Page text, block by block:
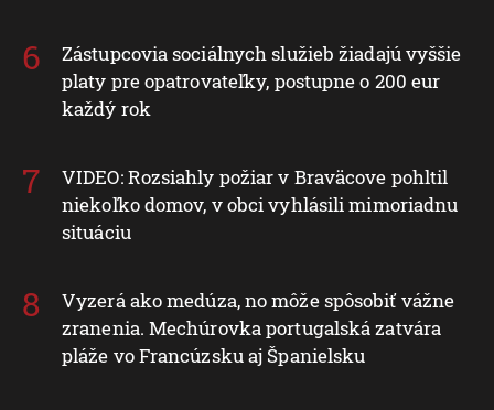
Zástupcovia sociálnych služieb žiadajú vyššie
platy pre opatrovateľky, postupne o 200 eur
každý rok
VIDEO: Rozsiahly požiar v Braväcove pohltil
niekoľko domov, v obci vyhlásili mimoriadnu
situáciu
Vyzerá ako medúza, no môže spôsobiť vážne
zranenia. Mechúrovka portugalská zatvára
pláže vo Francúzsku aj Španielsku